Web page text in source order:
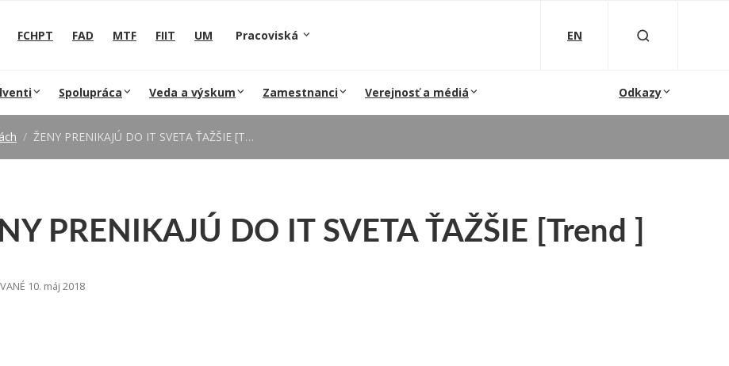
FCHPT FAD MTF FIIT UM Pracoviská EN
Spolupráca Veda a výskum Zamestnanci Verejnosť a médiá Odkazy
ŽENY PRENIKAJÚ DO IT SVETA ŤAŽŠIE [Trend ]
PRENIKAJÚ DO IT SVETA ŤAŽŠIE [Trend ]
10. máj 2018